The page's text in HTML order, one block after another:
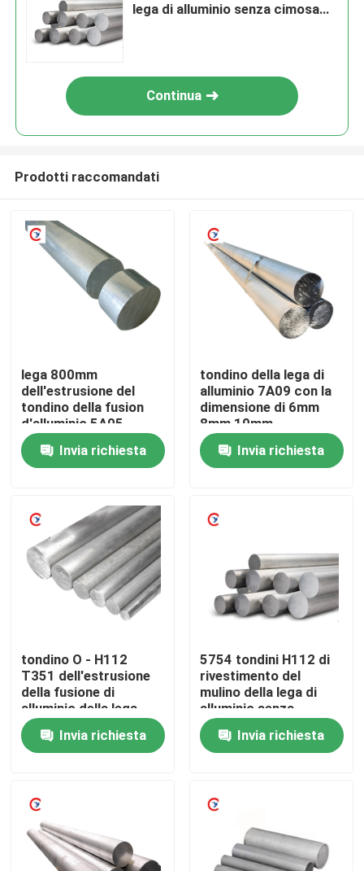
Casa
Prodotti
Chi siamo
Giro della fabbrica
Controllo di qualità
Contattaci
Lamiera sottile di alluminio
bobina di alluminio dello strato
lega di alluminio senza cimosa
Continua
Prodotti raccomandati
lega 800mm
dell'estrusione del
tondino della fusion
d'alluminio 5A05
Invia richiesta
tondino della lega di
alluminio 7A09 con la
dimensione di 6mm
8mm 10mm
Invia richiesta
tondino O - H112
T351 dell'estrusione
della fusione di
alluminio della lega
5A06
Invia richiesta
5754 tondini H112 di
rivestimento del
mulino della lega di
alluminio senza
cimosa ruvida
Invia richiesta